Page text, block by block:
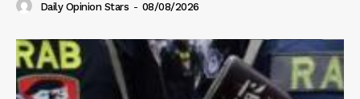
Daily Opinion Stars - 08/08/2026